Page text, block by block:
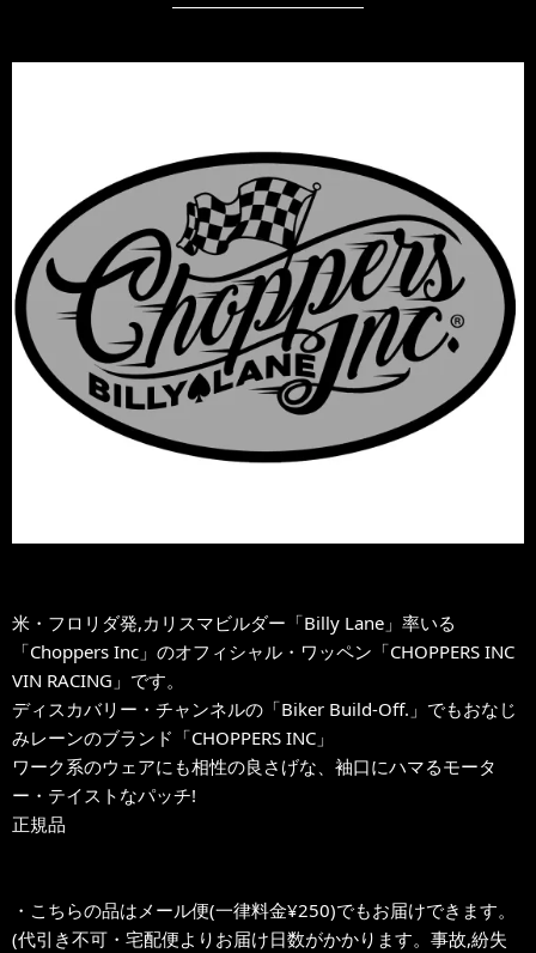
米・フロリダ発,カリスマビルダー「Billy Lane」率いる
「Choppers Inc」のオフィシャル・ワッペン「CHOPPERS INC
VIN RACING」です。
ディスカバリー・チャンネルの「Biker Build-Off.」でもおなじ
みレーンのブランド「CHOPPERS INC」
ワーク系のウェアにも相性の良さげな、袖口にハマるモータ
ー・テイストなパッチ!
正規品
・こちらの品はメール便(一律料金¥250)でもお届けできます。
(代引き不可・宅配便よりお届け日数がかかります。事故,紛失